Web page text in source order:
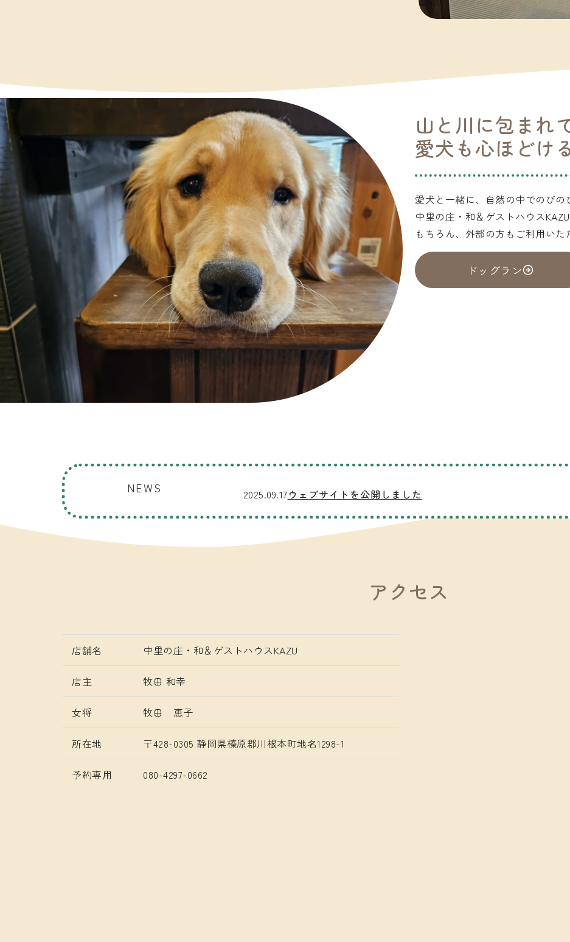
山と川に包まれ
愛犬も心ほどけ
愛犬と一緒に、自然の中でのびの
中里の庄・和＆ゲストハウス
もちろん、外部の方もご利用いた
ドッグラン
NEWS ウェブサイトを公開しました
2025.09.17
アクセス
店舗名 中里の庄・和＆ゲストハウスKAZU
店主 牧田 和幸
女将 牧田 恵子
所在地 〒428-0305 静岡県榛原郡川根本町地名1298-1
予約専用 080-4297-0662